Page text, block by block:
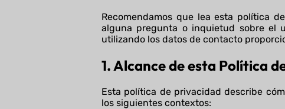
Recomendamos que lea esta política
alguna pregunta o inquietud sobre el
utilizando los datos de contacto
1. Alcance de esta Política
Esta política de privacidad describe
los siguientes contextos: